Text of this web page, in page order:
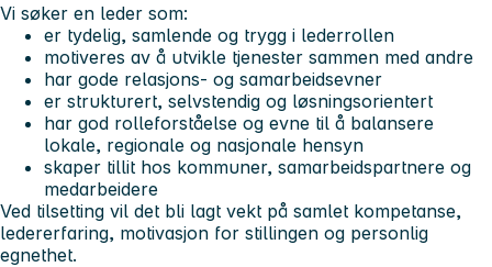
Vi søker en leder som:
er tydelig, samlende og trygg i lederrollen
motiveres av å utvikle tjenester sammen med andre
har gode relasjons- og samarbeidsevner
er strukturert, selvstendig og løsningsorientert
har god rolleforståelse og evne til å balansere
lokale, regionale og nasjonale hensyn
skaper tillit hos kommuner, samarbeidspartnere og
medarbeidere
Ved tilsetting vil det bli lagt vekt på samlet kompetanse,
ledererfaring, motivasjon for stillingen og personlig
egnethet.